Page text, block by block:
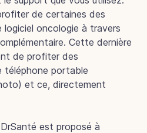
de certaines des
oncologie à travers
Cette dernière
de profiter des
portable
et ce, directement
est proposé à